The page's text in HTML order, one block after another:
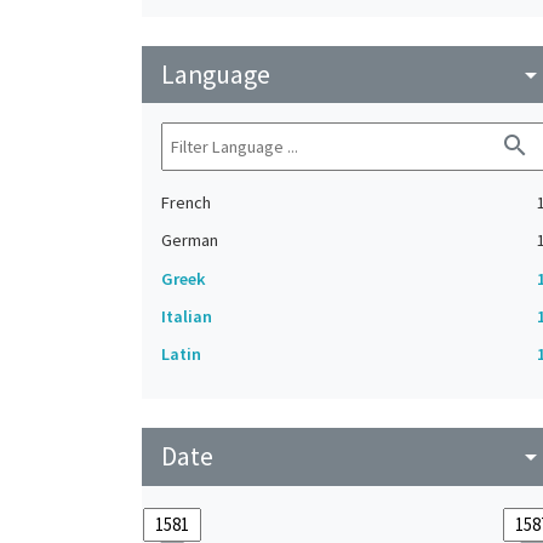
Language arrow_drop_down
search
French
1
German
1
Greek
Italian
Latin
Date arrow_drop_down